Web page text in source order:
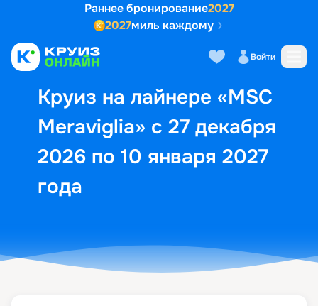
Раннее бронирование2027
2027миль каждому
Войти
Круиз на лайнере «MSC
Meraviglia» с 27 декабря
2026 по 10 января 2027
года
Выбор кают Маршрут и